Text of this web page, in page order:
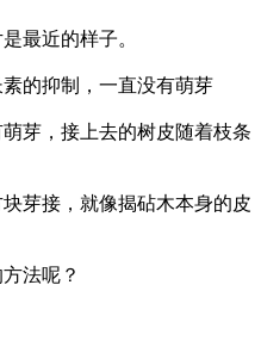
最近的样子。
的抑制，一直没有萌芽
芽，接上去的树皮随着枝条
芽接，就像揭砧木本身的皮
法呢？